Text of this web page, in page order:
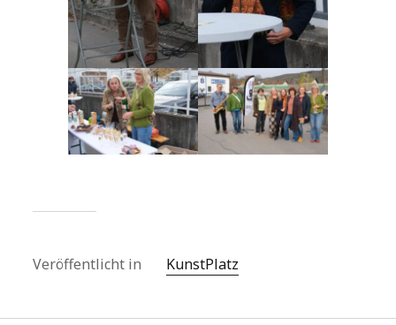
Veröffentlicht in KunstPlatz